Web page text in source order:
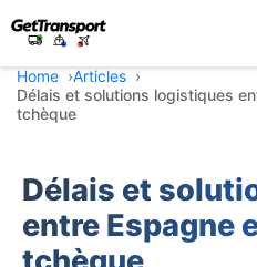
Home
Articles
Délais et solutions logistiques
tchèque
Délais et
entre Espagne